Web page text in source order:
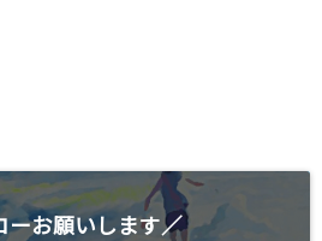
ーお願いします／